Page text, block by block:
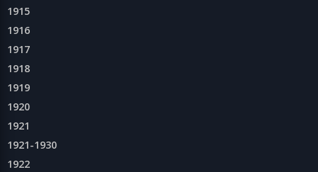
1915
1916
1917
1918
1919
1920
1921
1921-1930
1922